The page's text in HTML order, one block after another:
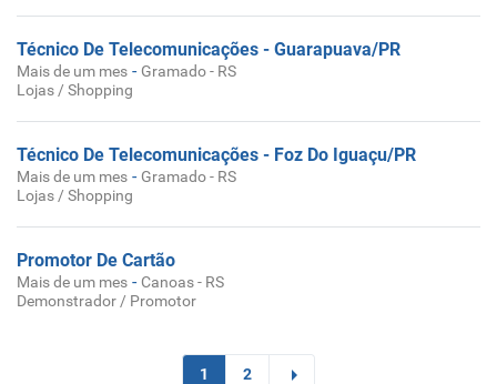
Técnico De Telecomunicações - Guarapuava/PR
Mais de um mes - Gramado - RS
Lojas / Shopping
Técnico De Telecomunicações - Foz Do Iguaçu/PR
Mais de um mes - Gramado - RS
Lojas / Shopping
Promotor De Cartão
Mais de um mes - Canoas - RS
Demonstrador / Promotor
1 2